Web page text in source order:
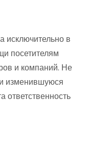
исключительно в
посетителям
и компаний. Не
изменившуюся